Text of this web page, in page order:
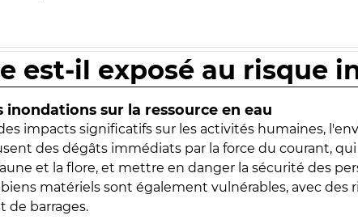
est-il exposé au risque
inondations sur la ressource en eau
impacts significatifs sur les activités humaines,
des dégâts immédiats par la force du courant,
et la flore, et mettre en danger la sécurité des
matériels sont également vulnérables, avec des
de barrages.